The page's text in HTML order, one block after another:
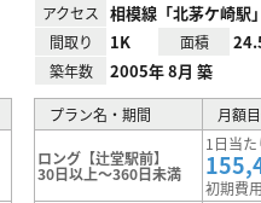
アクセス 相模線「北茅ケ崎駅」
間取り 1K 面積
築年数 2005年 8月 築
プラン名・期間 月額
ロング【辻堂駅前】
30日以上～360日未満
1日当
初期費